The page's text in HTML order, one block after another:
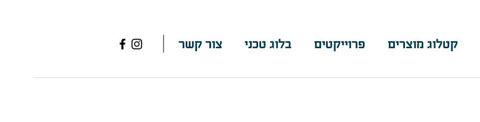
קטלוג מוצרים פרוייקטים בלוג טכני צור קשר